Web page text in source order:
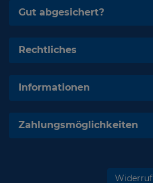
Gut abgesichert?
Rechtliches
Informationen
Zahlungsmöglichkeiten
Widerruf